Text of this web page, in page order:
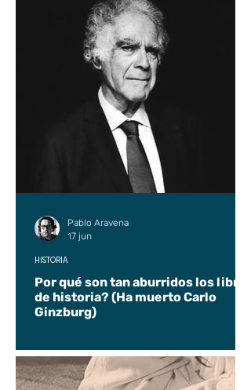
Por qué son tan aburridos los libros
de historia? (Ha muerto Carlo
Ginzburg)
HISTORIA
Pablo Aravena
17 jun